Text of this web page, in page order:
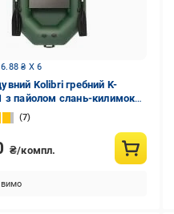
₴ X 6
Kolibri гребний K-
з пайолом слань-килимок
7
₴/компл.